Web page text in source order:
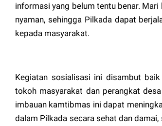
informasi yang belum tentu benar.
nyaman, sehingga Pilkada dapat
kepada masyarakat.
Kegiatan sosialisasi ini disambut
tokoh masyarakat dan perangkat
imbauan kamtibmas ini dapat
dalam Pilkada secara sehat dan